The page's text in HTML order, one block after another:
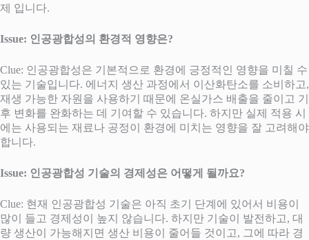
제 입니다.
Issue: 인공광합성의 환경적 영향은?
Clue: 인공광합성은 기본적으로 환경에 긍정적인 영향을 미칠 수
있는 기술입니다. 에너지 생산 과정에서 이산화탄소를 소비하고,
재생 가능한 자원을 사용하기 때문에 온실가스 배출을 줄이고 기
후 변화를 완화하는 데 기여할 수 있습니다. 하지만 실제 적용 시
에는 사용되는 재료나 공정이 환경에 미치는 영향을 잘 고려해야
합니다.
Issue: 인공광합성 기술의 경제성은 어떻게 될까요?
Clue: 현재 인공광합성 기술은 아직 초기 단계에 있어서 비용이
많이 들고 경제성이 높지 않습니다. 하지만 기술이 발전하고, 대
량 생산이 가능해지면 생산 비용이 줄어들 것이고, 그에 따라 경